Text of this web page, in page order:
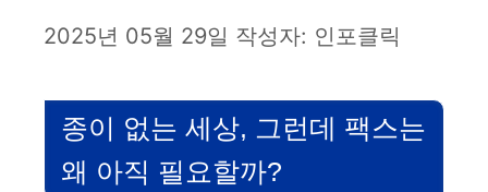
2025년 05월 29일 작성자: 인포클릭
종이 없는 세상, 그런데 팩스는
왜 아직 필요할까?